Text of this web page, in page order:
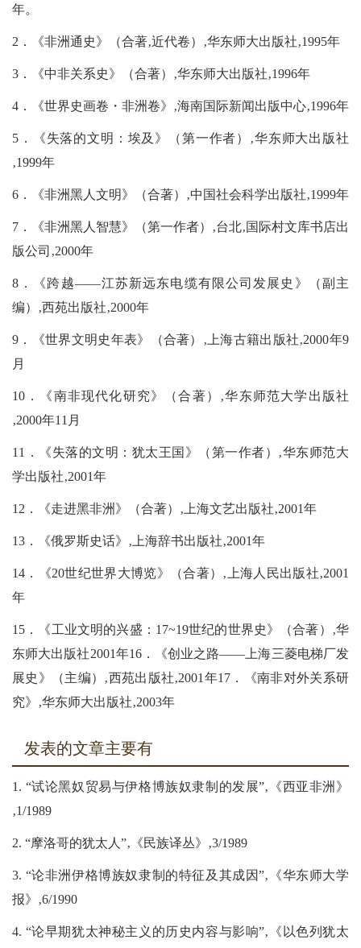
年。
2．《非洲通史》（合著‚近代卷）‚华东师大出版社‚1995年
3．《中非关系史》（合著）‚华东师大出版社‚1996年
4．《世界史画卷・非洲卷》‚海南国际新闻出版中心‚1996年
5．《失落的文明：埃及》（第一作者）‚华东师大出版社
‚1999年
6．《非洲黑人文明》（合著）‚中国社会科学出版社‚1999年
7．《非洲黑人智慧》（第一作者）‚台北‚国际村文库书店出
版公司‚2000年
8．《跨越――江苏新远东电缆有限公司发展史》（副主
编）‚西苑出版社‚2000年
9．《世界文明史年表》（合著）‚上海古籍出版社‚2000年9
月
10．《南非现代化研究》（合著）‚华东师范大学出版社
‚2000年11月
11．《失落的文明：犹太王国》（第一作者）‚华东师范大
学出版社‚2001年
12．《走进黑非洲》（合著）‚上海文艺出版社‚2001年
13．《俄罗斯史话》‚上海辞书出版社‚2001年
14．《20世纪世界大博览》（合著）‚上海人民出版社‚2001
年
15．《工业文明的兴盛：17~19世纪的世界史》（合著）‚华
东师大出版社2001年16．《创业之路――上海三菱电梯厂发
展史》（主编）‚西苑出版社‚2001年17．《南非对外关系研
究》‚华东师大出版社‚2003年
发表的文章主要有
1. “试论黑奴贸易与伊格博族奴隶制的发展”‚《西亚非洲》
‚1/1989
2. “摩洛哥的犹太人”‚《民族译丛》‚3/1989
3. “论非洲伊格博族奴隶制的特征及其成因”‚《华东师大学
报》‚6/1990
4. “论早期犹太神秘主义的历史内容与影响”‚《以色列犹太